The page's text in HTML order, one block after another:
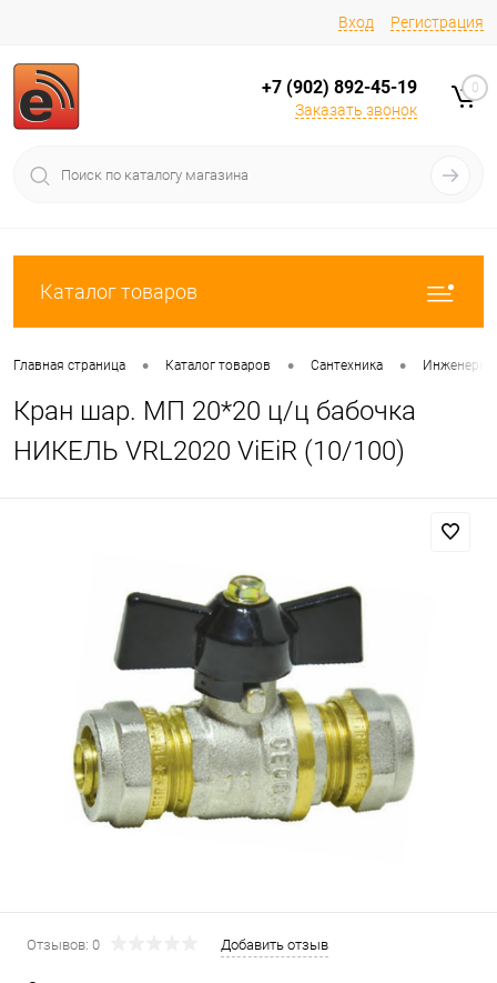
Вход Регистрация
+7 (902) 892-45-19
Заказать звонок
0
Каталог товаров
Главная страница • Каталог товаров • Сантехника •
Кран шар. МП 20*20 ц/ц бабочка
НИКЕЛЬ VRL2020 ViEiR (10/100)
Отзывов: 0 Добавить отзыв